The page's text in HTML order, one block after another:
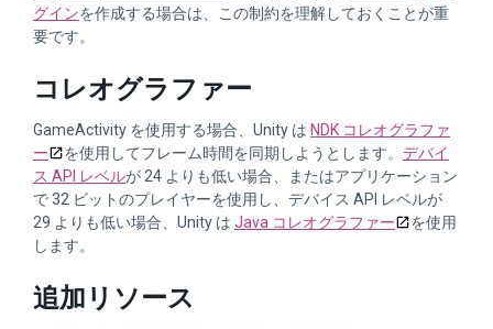
グインを作成する場合は、この制約を理解しておくことが重
要です。
コレオグラファー
GameActivity を使用する場合、Unity は NDK コレオグラファ
ー
を使用してフレーム時間を同期しようとします。 デバイ
ス API レベルが 24 よりも低い場合、またはアプリケーション
で 32 ビットのプレイヤーを使用し、デバイス API レベルが
29 よりも低い場合、Unity は Java コレオグラファー
を使用
します。
追加リソース